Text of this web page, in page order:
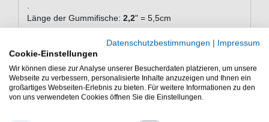
.
Länge der Gummifische: 2,2" = 5,5cm
Lieferumfang: 8 Gummifische
Fox Rage Gummifische mit Schaufelschwanz die mit
einem Bauchschlitz für Offsethaken und mit Fischöl
Datenschutzbestimmungen | Impressum
Cookie-Einstellungen
Wir können diese zur Analyse unserer Besucherdaten platzieren, um unsere
Webseite zu verbessern, personalisierte Inhalte anzuzeigen und Ihnen ein
großartiges Webseiten-Erlebnis zu bieten. Für weitere Informationen zu den
von uns verwendeten Cookies öffnen Sie die Einstellungen.